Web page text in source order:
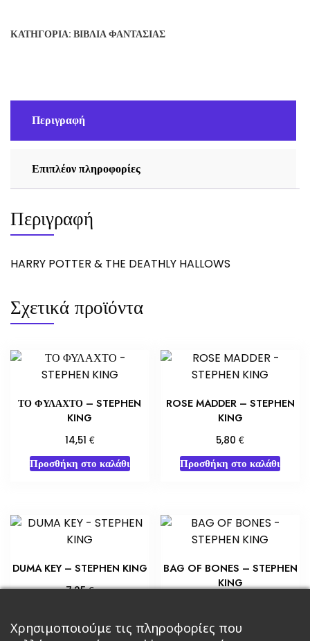
DEATHLY
ΚΑΤΗΓΟΡΊΑ: ΒΙΒΛΊΑ ΦΑΝΤΑΣΊΑΣ
Περιγραφή
Επιπλέον πληροφορίες
Περιγραφή
HARRY POTTER & THE DEATHLY HALLOWS
Σχετικά προϊόντα
ΤΟ ΦΥΛΑΧΤΟ – STEPHEN
KING
14,51 €
Προσθήκη στο καλάθι
ROSE MADDER – STEPHEN
KING
5,80€
Προσθήκη στο καλάθι
DUMA KEY – STEPHEN KING
7,25€
BAG OF BONES – STEPHEN
KING
Διαβάστε περισσότερα
Χρησιμοποιούμε τις πληροφορίες που